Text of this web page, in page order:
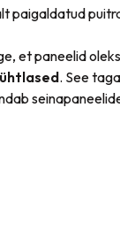
paigaldatud
et paneelid
. See